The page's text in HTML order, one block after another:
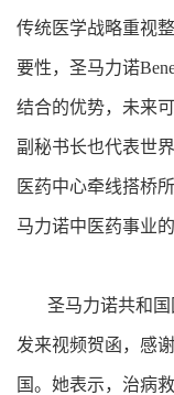
传统医学战略重视
要性，圣马力诺
结合的优势，未来
副秘书长也代表世
医药中心牵线搭桥
马力诺中医药事业
圣马力诺共和国
发来视频贺函，感
国。她表示，治病